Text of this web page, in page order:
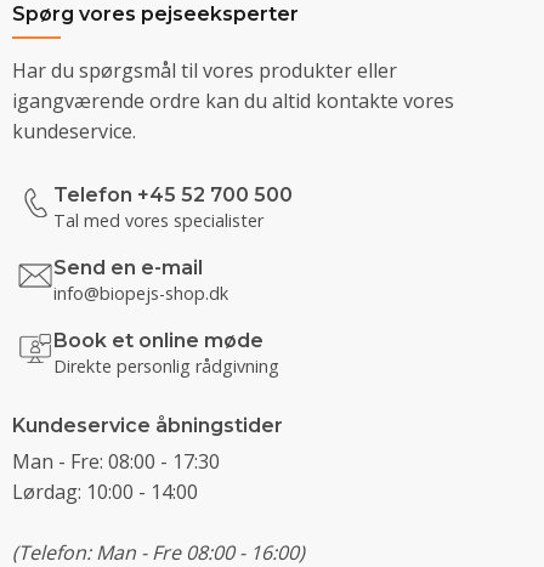
Spørg vores pejseeksperter
Har du spørgsmål til vores produkter eller
igangværende ordre kan du altid kontakte vores
kundeservice.
Telefon +45 52 700 500
Tal med vores specialister
Send en e-mail
info@biopejs-shop.dk
Book et online møde
Direkte personlig rådgivning
Kundeservice åbningstider
Man - Fre: 08:00 - 17:30
Lørdag: 10:00 - 14:00
(Telefon: Man - Fre 08:00 - 16:00)